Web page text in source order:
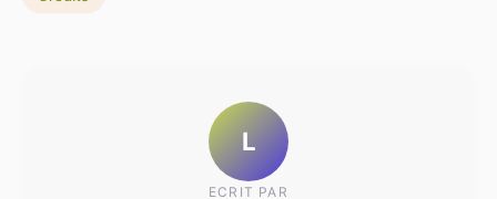
L
ECRIT PAR